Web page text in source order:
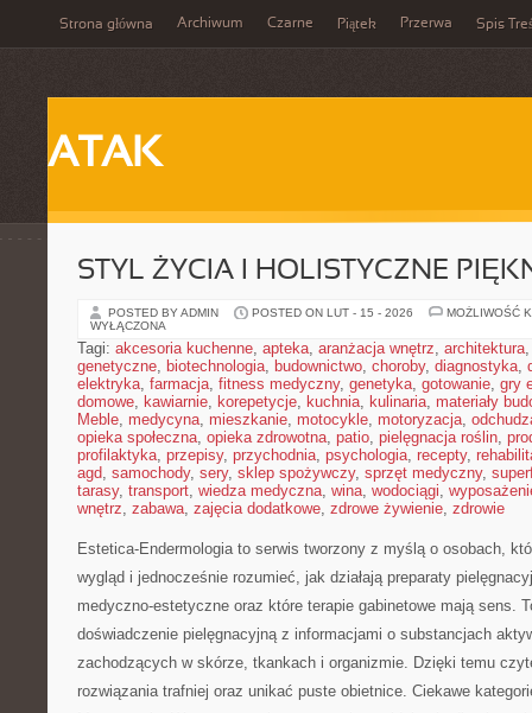
Strona główna Archiwum Czarne Piątek Przerwa Spis
ATAK
STYL ŻYCIA I HOLISTYCZNE
POSTED BY ADMIN POSTED ON LUT - 15 - 2026
MOŻLIWOŚĆ
WYŁĄCZONA
Tagi: akcesoria kuchenne, apteka, aranżacja wnętrz, architektura
genetyczne, biotechnologia, budownictwo, choroby, diagnostyka,
elektryka, farmacja, fitness medyczny, genetyka, gotowanie, gry
domowe, kawiarnie, korepetycje, kuchnia, kulinaria, materiały
Meble, medycyna, mieszkanie, motocykle, motoryzacja,
opieka społeczna, opieka zdrowotna, patio, pielęgnacja roślin,
profilaktyka, przepisy, przychodnia, psychologia, recepty,
agd, samochody, sery, sklep spożywczy, sprzęt medyczny,
tarasy, transport, wiedza medyczna, wina, wodociągi,
wnętrz, zabawa, zajęcia dodatkowe, zdrowe żywienie, zdrowie
Estetica-Endermologia to serwis tworzony z myślą o osobach,
wygląd i jednocześnie rozumieć, jak działają preparaty
medyczno-estetyczne oraz które terapie gabinetowe mają sens.
doświadczenie pielęgnacyjną z informacjami o substancjach
zachodzących w skórze, tkankach i organizmie. Dzięki temu
rozwiązania trafniej oraz unikać puste obietnice. Ciekawe